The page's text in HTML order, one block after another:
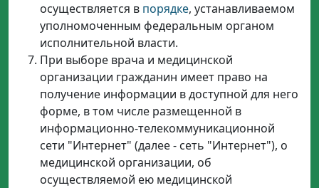
осуществляется в порядке, устанавливаемом
уполномоченным федеральным органом
исполнительной власти.
При выборе врача и медицинской
организации гражданин имеет право на
получение информации в доступной для него
форме, в том числе размещенной в
информационно-телекоммуникационной
сети "Интернет" (далее - сеть "Интернет"), о
медицинской организации, об
осуществляемой ею медицинской